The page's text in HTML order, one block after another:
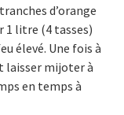
d’orange
1 litre (4 tasses)
élevé. Une fois à
laisser mijoter à
en temps à